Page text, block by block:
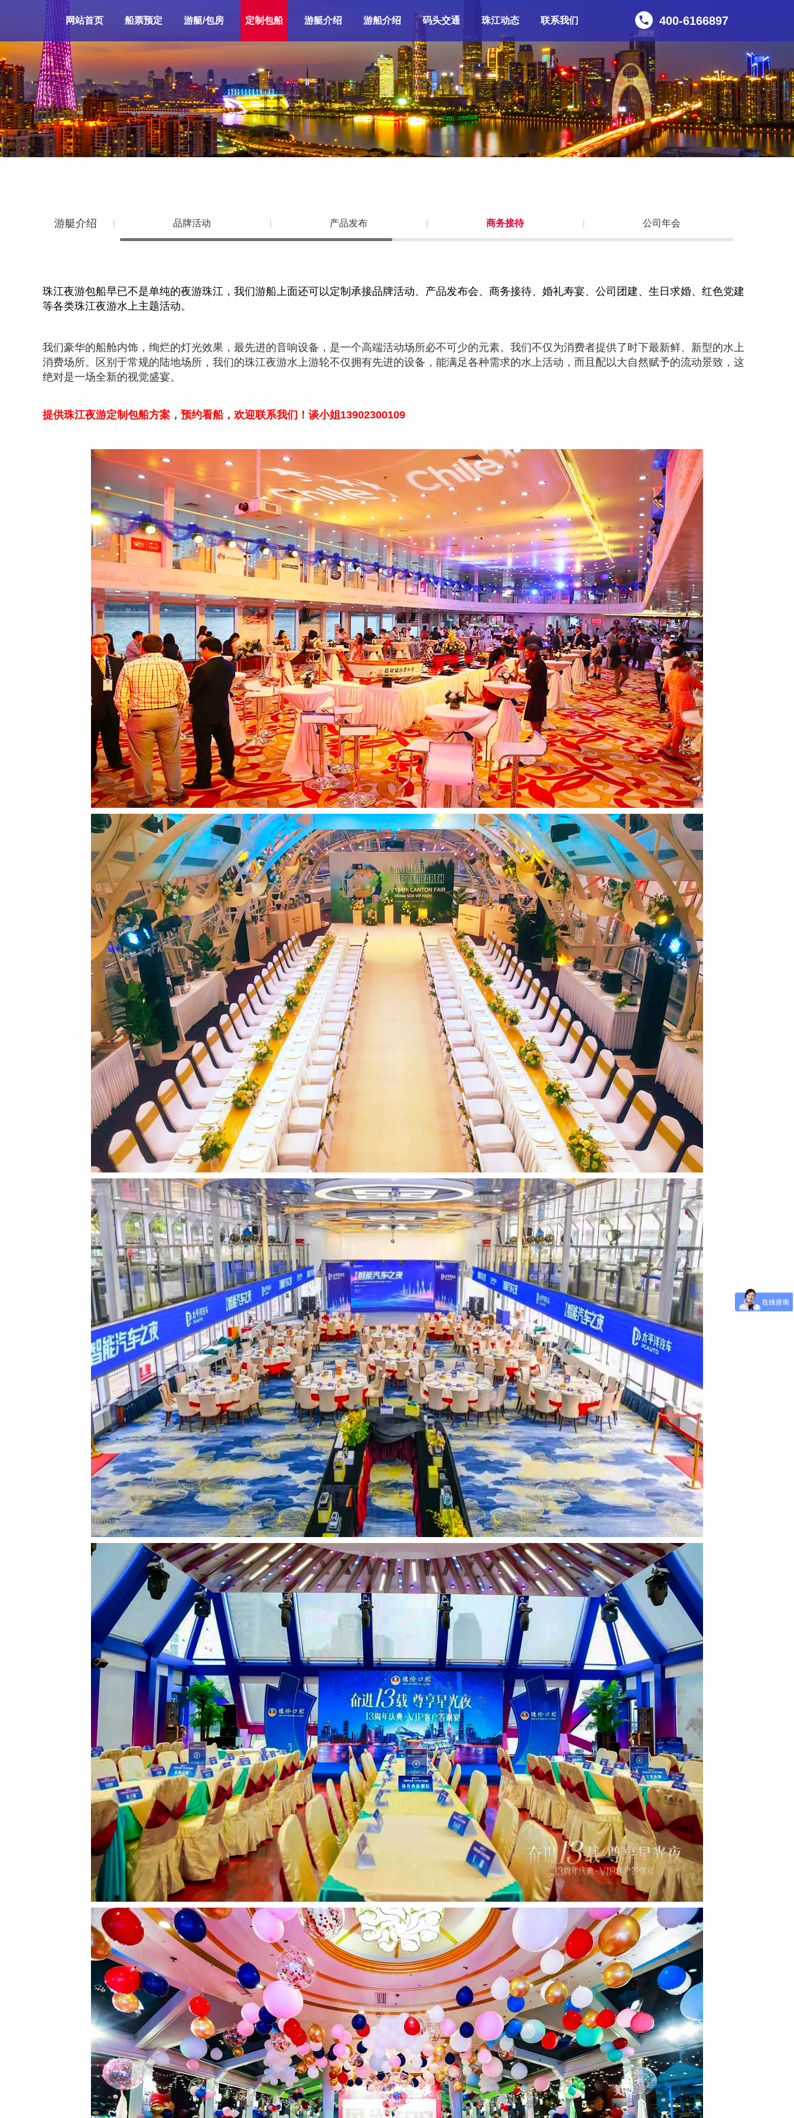
网站首页 船票预定 游艇/包房 定制包船 游艇介绍 游船介绍 码头交通 珠江动态 联系我们 400-6166897
游艇介绍 品牌活动 产品发布 商务接待 公司年会
珠江夜游包船早已不是单纯的夜游珠江，我们游船上面还可以定制承接品牌活动、产品发布会、商务接待、婚礼寿宴、公司团建、生日求婚、红色党建
等各类珠江夜游水上主题活动。
我们豪华的船舱内饰，绚烂的灯光效果，最先进的音响设备，是一个高端活动场所必不可少的元素。我们不仅为消费者提供了时下最新鲜、新型的水上
消费场所。区别于常规的陆地场所，我们的珠江夜游水上游轮不仅拥有先进的设备，能满足各种需求的水上活动，而且配以大自然赋予的流动景致，这
绝对是一场全新的视觉盛宴。
提供珠江夜游定制包船方案，预约看船，欢迎联系我们！ 谈小姐13902300109